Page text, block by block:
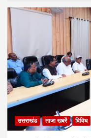
उत्तराखंड ताजा खबरें विविध